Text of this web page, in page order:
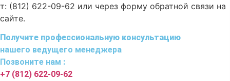
т: (812) 622-09-62 или через форму обратной связи на
сайте.
Получите профессиональную консультацию
нашего ведущего менеджера
Позвоните нам :
+7 (812) 622-09-62